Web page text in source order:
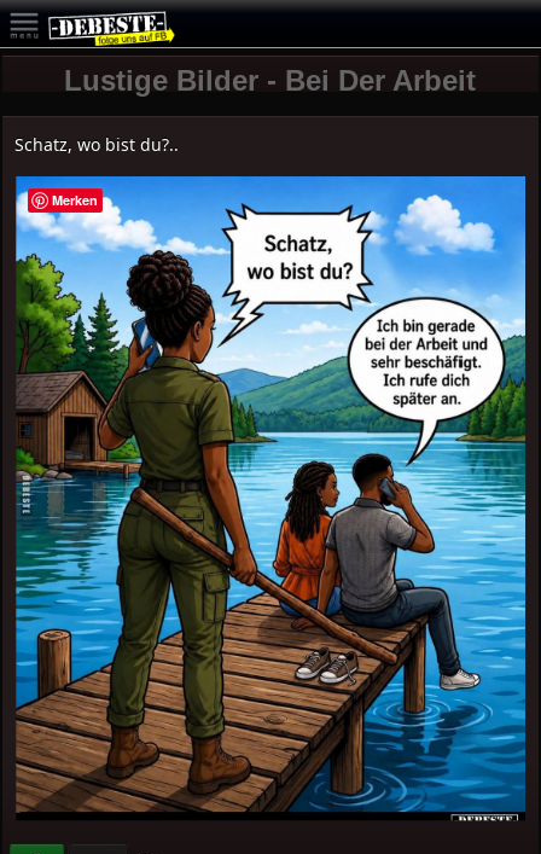
Lustige Bilder - Bei Der Arbeit
Schatz, wo bist du?..
Merken